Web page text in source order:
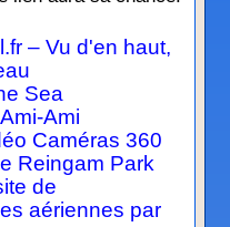
– Vu d'en haut,
Sea
Ami
Caméras 360
Reingam Park
de
aériennes par